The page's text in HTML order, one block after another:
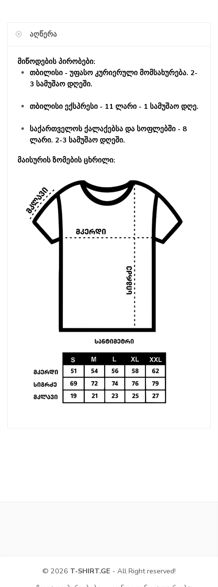
ᲐᲦᲬᲔᲠᲐ
მიწოდების პირობები:
თბილისი - უფასო კურიერული მომსახურება. 2-
3 სამუშაო დღეში.
თბილისი ექსპრესი - 11 ლარი - 1 სამუშაო დღე.
საქართველოს ქალაქებსა და სოფლებში - 8
ლარი. 2-3 სამუშაო დღეში.
მაისურის ზომების ცხრილი:
© 2026 T-SHIRT.GE - All Right reserved!